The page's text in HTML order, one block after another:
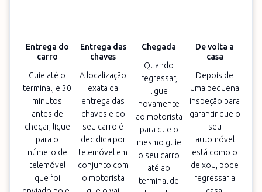
Entrega do
carro
Guie até o
terminal, e 30
minutos
antes de
chegar, ligue
para o
número de
telemóvel
que foi
Entrega das
chaves
A localização
exata da
entrega das
chaves e do
seu carro é
decidida por
telemóvel em
conjunto com
o motorista
Chegada
Quando
regressar,
ligue
novamente
ao motorista
para que o
mesmo guie
o seu carro
até ao
terminal de
De volta a
casa
Depois de
uma pequena
inspeção para
garantir que o
seu
automóvel
está como o
deixou, pode
regressar a